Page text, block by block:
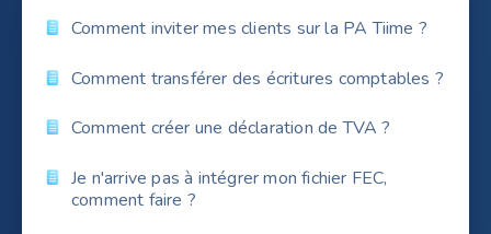
Legal
Comment inviter mes clients sur la PA Tiime ?
Comment transférer des écritures comptables ?
Comment créer une déclaration de TVA ?
Je n'arrive pas à intégrer mon fichier FEC,
comment faire ?